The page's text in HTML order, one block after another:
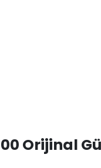
Orijinal